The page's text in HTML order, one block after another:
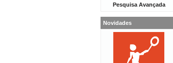
Pesquisa Avançada
Novidades